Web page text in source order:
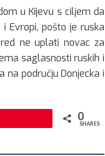
u Kijevu s ciljem da
Evropi, pošto je ruska
ne uplati novac za
saglasnosti ruskih i
na području Donjecka i
0
SHARES